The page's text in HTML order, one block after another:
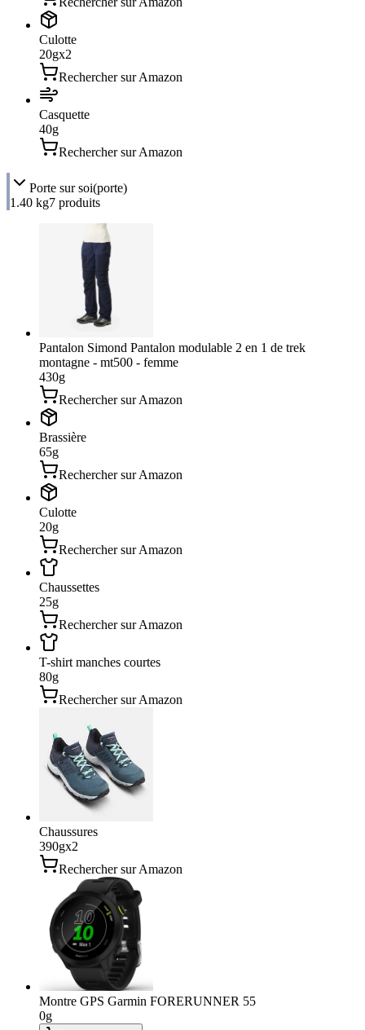
Culotte
20gx2
Rechercher sur Amazon
Casquette
40g
Rechercher sur Amazon
Porte sur soi(porte)
1.40 kg7 produits
Pantalon Simond Pantalon modulable 2 en 1 de trek
montagne - mt500 - femme
430g
Rechercher sur Amazon
Brassière
65g
Rechercher sur Amazon
Culotte
20g
Rechercher sur Amazon
Chaussettes
25g
Rechercher sur Amazon
T-shirt manches courtes
80g
Rechercher sur Amazon
Chaussures
390gx2
Rechercher sur Amazon
Montre GPS Garmin FORERUNNER 55
0g